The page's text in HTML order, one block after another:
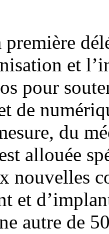
et
pour
de
du
allouée
nouvelles
et
autre de